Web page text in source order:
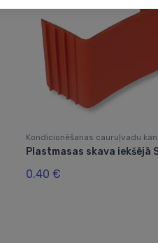
Kondicionēšanas cauruļvadu
Plastmasas skava iekšējā
0.40 €